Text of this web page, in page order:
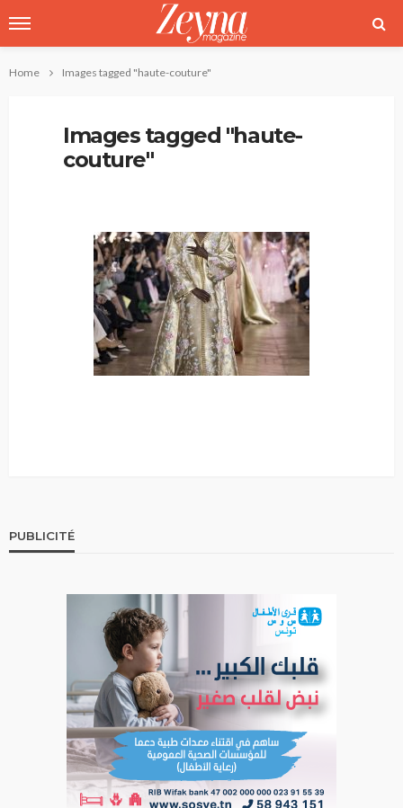
Home Images tagged "haute-couture"
Images tagged "haute-
couture"
PUBLICITÉ